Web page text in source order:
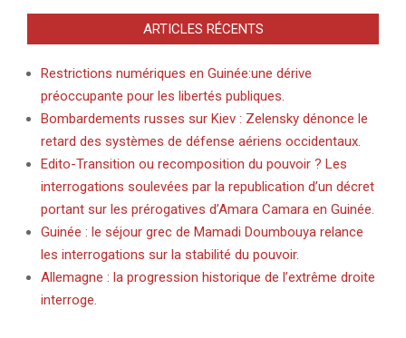
ARTICLES RÉCENTS
Restrictions numériques en Guinée:une dérive
préoccupante pour les libertés publiques.
Bombardements russes sur Kiev : Zelensky dénonce le
retard des systèmes de défense aériens occidentaux.
Edito-Transition ou recomposition du pouvoir ? Les
interrogations soulevées par la republication d’un décret
portant sur les prérogatives d’Amara Camara en Guinée.
Guinée : le séjour grec de Mamadi Doumbouya relance
les interrogations sur la stabilité du pouvoir.
Allemagne : la progression historique de l’extrême droite
interroge.